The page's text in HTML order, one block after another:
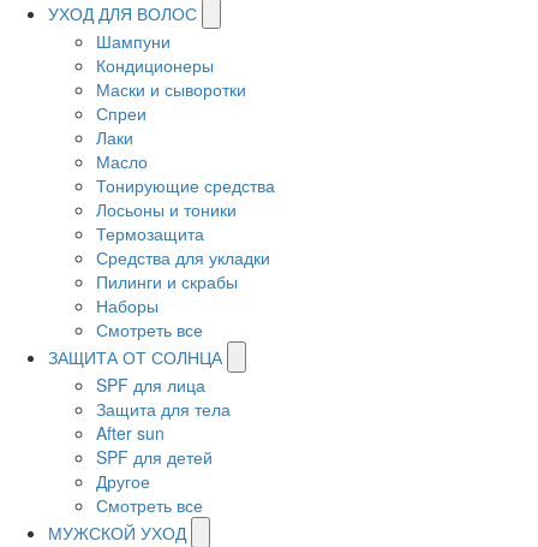
УХОД ДЛЯ ВОЛОС
Шампуни
Кондиционеры
Маски и сыворотки
Спреи
Лаки
Масло
Тонирующие средства
Лосьоны и тоники
Термозащита
Средства для укладки
Пилинги и скрабы
Наборы
Смотреть все
ЗАЩИТА ОТ СОЛНЦА
SPF для лица
Защита для тела
After sun
SPF для детей
Другое
Смотреть все
МУЖСКОЙ УХОД